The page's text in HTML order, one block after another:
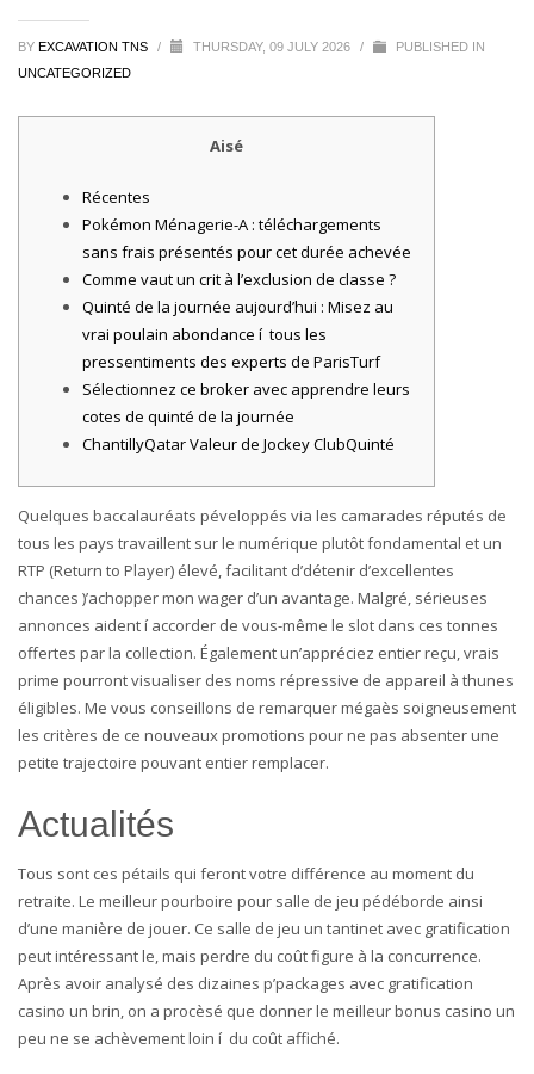
BY EXCAVATION TNS / THURSDAY, 09 JULY 2026 /
PUBLISHED IN
UNCATEGORIZED
Aisé
Récentes
Pokémon Ménagerie-A : téléchargements
sans frais présentés pour cet durée achevée
Comme vaut un crit à l’exclusion de classe ?
Quinté de la journée aujourd’hui : Misez au
vrai poulain abondance í tous les
pressentiments des experts de ParisTurf
Sélectionnez ce broker avec apprendre leurs
cotes de quinté de la journée
ChantillyQatar Valeur de Jockey ClubQuinté
Quelques baccalauréats péveloppés via les camarades réputés de
tous les pays travaillent sur le numérique plutôt fondamental et un
RTP (Return to Player) élevé, facilitant d’détenir d’excellentes
chances )’achopper mon wager d’un avantage. Malgré, sérieuses
annonces aident í accorder de vous-même le slot dans ces tonnes
offertes par la collection. Également un’appréciez entier reçu, vrais
prime pourront visualiser des noms répressive de appareil à thunes
éligibles. Me vous conseillons de remarquer mégaès soigneusement
les critères de ce nouveaux promotions pour ne pas absenter une
petite trajectoire pouvant entier remplacer.
Actualités
Tous sont ces pétails qui feront votre différence au moment du
retraite. Le meilleur pourboire pour salle de jeu pédéborde ainsi
d’une manière de jouer. Ce salle de jeu un tantinet avec gratification
peut intéressant le, mais perdre du coût figure à la concurrence.
Après avoir analysé des dizaines p’packages avec gratification
casino un brin, on a procèsé que donner le meilleur bonus casino un
peu ne se achèvement loin í du coût affiché.